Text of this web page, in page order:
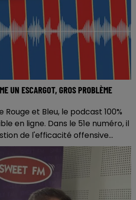
UN ESCARGOT, GROS PROBLÈME
Rouge et Bleu, le podcast 100%
en ligne. Dans le 51e numéro, il
de l'efficacité offensive...